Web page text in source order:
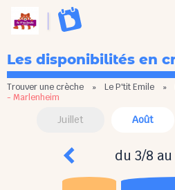
Les disponibilités en
Trouver une crèche » Le P'tit Emile »
- Marlenheim
Juillet Août
du 3/8 au